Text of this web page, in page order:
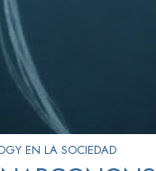
EN LA SOCIEDAD